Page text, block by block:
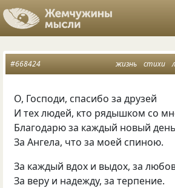
жизнь стихи
#668424
О, Господи, спасибо за друзей
И тех людей, кто рядышком со
Благодарю за каждый новый
За Ангела, что за моей спиною.
За каждый вдох и выдох, за
За веру и надежду, за терпение.